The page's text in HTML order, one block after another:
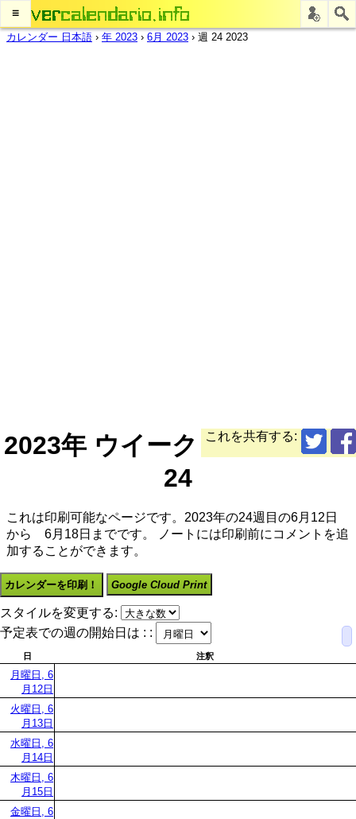
≡
カレンダー 日本語 › 年 2023 › 6月 2023 › 週 24 2023
これを共有する:
2023年 ウイーク
24
これは印刷可能なページです。2023年の24週目の6月12日
から 6月18日までです。 ノートには印刷前にコメントを追
加することができます。
カレンダーを印刷！ Google Cloud Print
スタイルを変更する:
予定表での週の開始日は : :
日 注釈
月曜日, 6
月12日
火曜日, 6
月13日
水曜日, 6
月14日
木曜日, 6
月15日
金曜日, 6